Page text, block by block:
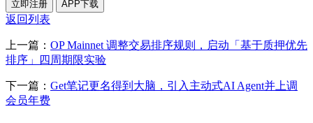
立即注册 APP下载
返回列表
上一篇： OP Mainnet 调整交易排序规则，启动「基于质押优先
排序」四周期限实验
下一篇： Get笔记更名得到大脑，引入主动式AI Agent并上调
会员年费